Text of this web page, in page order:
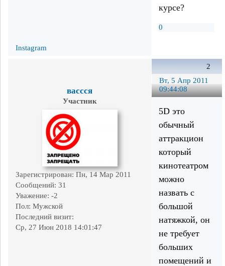
курсе?
0
Instagram
2
Вт, 5 Апр 2011
09:44:08
вассся
Участник
Зарегистрирован: Пн, 14 Мар 2011
Сообщений: 31
Уважение: -2
Пол: Мужской
Последний визит:
Ср, 27 Июн 2018 14:01:47
5D это
обычный
аттракцион
который
кинотеатром
можно
назвать с
большой
натяжкой, он
не требует
больших
помещений и